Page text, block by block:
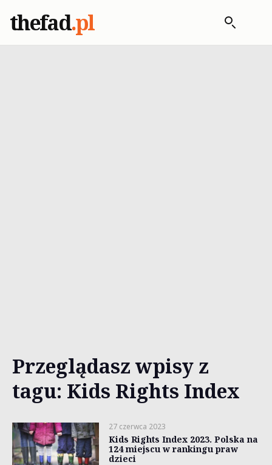
thefad.pl
Przeglądasz wpisy z
tagu: Kids Rights Index
27 czerwca 2023
Kids Rights Index 2023. Polska na
124 miejscu w rankingu praw
dzieci